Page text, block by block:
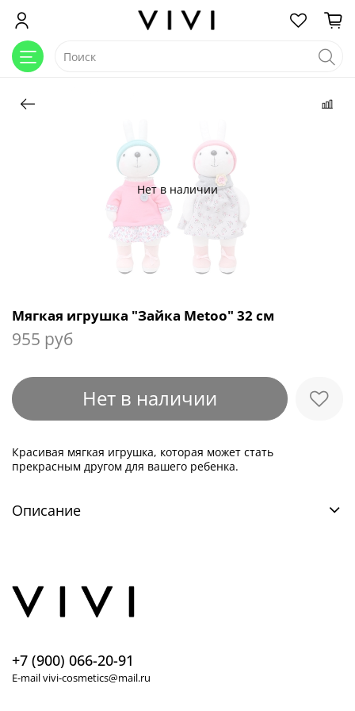
Нет в наличии
Мягкая игрушка "Зайка Metoo" 32 см
955 руб
Нет в наличии
Красивая мягкая игрушка, которая может стать
прекрасным другом для вашего ребенка.
Описание
+7 (900) 066-20-91
E-mail vivi-cosmetics@mail.ru